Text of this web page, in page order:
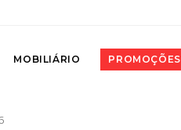
MOBILIÁRIO PROMOÇÕES